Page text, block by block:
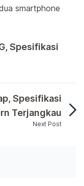
smartphone
Spesifikasi
Wiko juga merilis
Spesifikasi
Terjangkau
Next Post